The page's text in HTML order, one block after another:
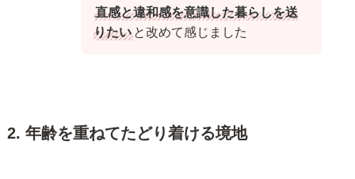
直感と違和感を意識した暮らしを送
りたい と改めて感じました
2. 年齢を重ねてたどり着ける境地